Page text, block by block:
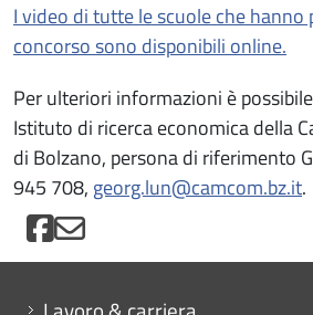
I video di tutte le scuole che hanno
concorso sono disponibili online.
Per ulteriori informazioni è
Istituto di ricerca economica della
di Bolzano, persona di riferimento
945 708, georg.lun@camcom.bz.it.
Mini menu di servizio